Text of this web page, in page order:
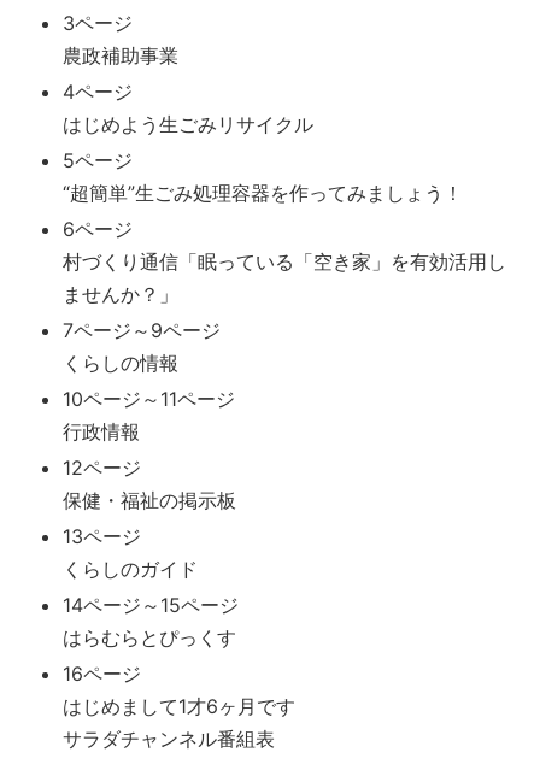
3ページ
農政補助事業
4ページ
はじめよう生ごみリサイクル
5ページ
“超簡単”生ごみ処理容器を作ってみましょう！
6ページ
村づくり通信「眠っている「空き家」を有効活用し
ませんか？」
7ページ～9ページ
くらしの情報
10ページ～11ページ
行政情報
12ページ
保健・福祉の掲示板
13ページ
くらしのガイド
14ページ～15ページ
はらむらとぴっくす
16ページ
はじめまして1才6ヶ月です
サラダチャンネル番組表